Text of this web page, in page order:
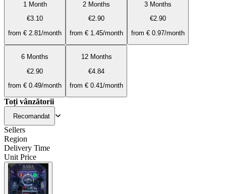
1 Month
€3.10
from € 2.81/month
2 Months
€2.90
from € 1.45/month
3 Months
€2.90
from € 0.97/month
6 Months
€2.90
from € 0.49/month
12 Months
€4.84
from € 0.41/month
Toți vânzătorii
Recomandat
Sellers
Region
Delivery Time
Unit Price